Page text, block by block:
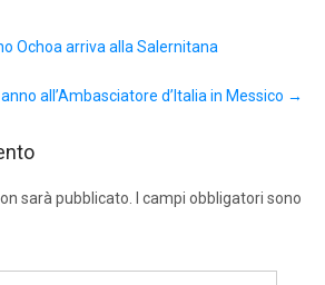
Ochoa arriva alla Salernitana
all’Ambasciatore d’Italia in Messico →
sarà pubblicato.
I campi obbligatori sono